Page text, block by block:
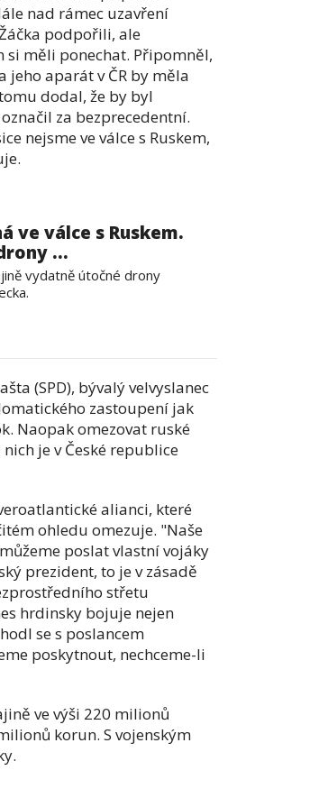
nad rámec uzavření
podpořili, ale
si měli ponechat. Připomněl,
jeho aparát v ČR by měla
dodal, že by byl
za bezprecedentní.
nejsme ve válce s Ruskem,
ve válce s Ruskem.
...
vydatně útočné drony
(SPD), bývalý velvyslanec
zastoupení jak
Naopak omezovat ruské
je v České republice
alianci, které
ohledu omezuje. "Naše
poslat vlastní vojáky
prezident, to je v zásadě
střetu
hrdinsky bojuje nejen
se s poslancem
poskytnout, nechceme-li
ve výši 220 milionů
korun. S vojenským